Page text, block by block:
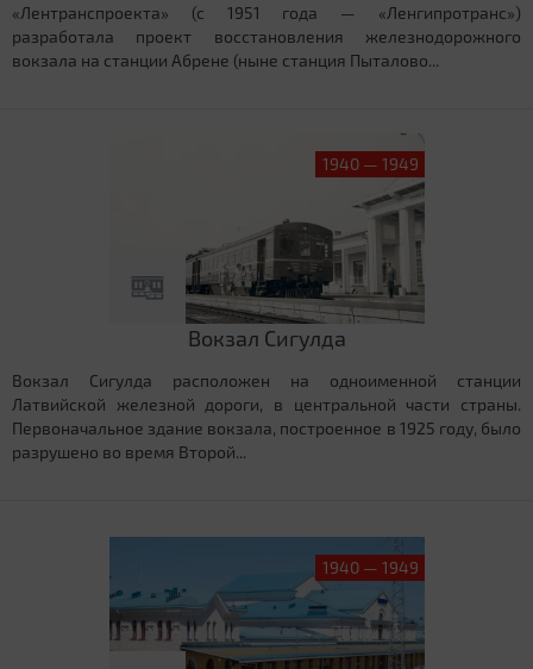
«Лентранспроекта» (с 1951 года — «Ленгипротранс»)
разработала проект восстановления железнодорожного
вокзала на станции Абрене (ныне станция Пыталово...
1940 — 1949
Вокзал Сигулда
Вокзал Сигулда расположен на одноименной станции
Латвийской железной дороги, в центральной части страны.
Первоначальное здание вокзала, построенное в 1925 году, было
разрушено во время Второй...
1940 — 1949